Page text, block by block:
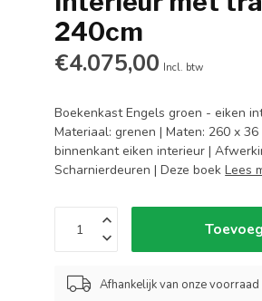
240cm
€4.075,00 Incl. btw
Boekenkast Engels groen - eiken
Materiaal: grenen | Maten: 260 x
binnenkant eiken interieur |
Scharnierdeuren | Deze boekLees
Afhankelijk van onze